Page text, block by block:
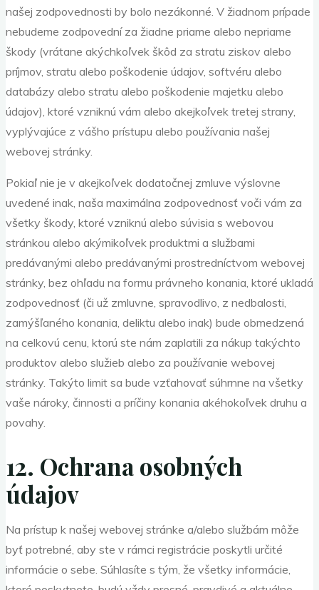
našej zodpovednosti by bolo nezákonné. V žiadnom prípade
nebudeme zodpovední za žiadne priame alebo nepriame
škody (vrátane akýchkoľvek škôd za stratu ziskov alebo
príjmov, stratu alebo poškodenie údajov, softvéru alebo
databázy alebo stratu alebo poškodenie majetku alebo
údajov), ktoré vzniknú vám alebo akejkoľvek tretej strany,
vyplývajúce z vášho prístupu alebo používania našej
webovej stránky.
Pokiaľ nie je v akejkoľvek dodatočnej zmluve výslovne
uvedené inak, naša maximálna zodpovednosť voči vám za
všetky škody, ktoré vzniknú alebo súvisia s webovou
stránkou alebo akýmikoľvek produktmi a službami
predávanými alebo predávanými prostredníctvom webovej
stránky, bez ohľadu na formu právneho konania, ktoré ukladá
zodpovednosť (či už zmluvne, spravodlivo, z nedbalosti,
zamýšľaného konania, deliktu alebo inak) bude obmedzená
na celkovú cenu, ktorú ste nám zaplatili za nákup takýchto
produktov alebo služieb alebo za používanie webovej
stránky. Takýto limit sa bude vzťahovať súhrnne na všetky
vaše nároky, činnosti a príčiny konania akéhokoľvek druhu a
povahy.
12. Ochrana osobných
údajov
Na prístup k našej webovej stránke a/alebo službám môže
byť potrebné, aby ste v rámci registrácie poskytli určité
informácie o sebe. Súhlasíte s tým, že všetky informácie,